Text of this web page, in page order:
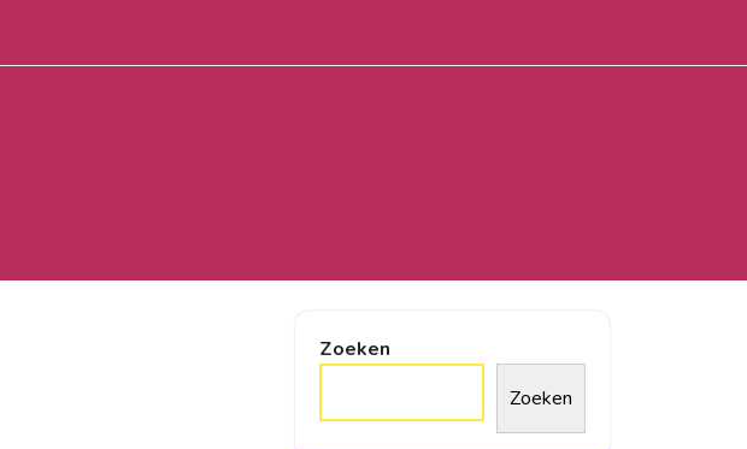
Zoeken
Zoeken